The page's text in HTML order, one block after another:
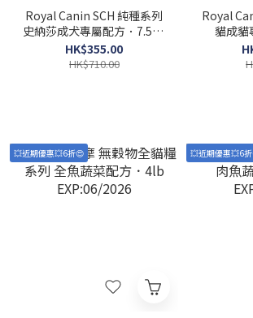
Royal Canin SCH 純種系列
史納莎成犬專屬配方．7.5kg
EXP:05/2026
HK$355.00
HK$710.00
Royal
貓成貓
💥近期優惠💥6折😍 💥近期優惠💥6